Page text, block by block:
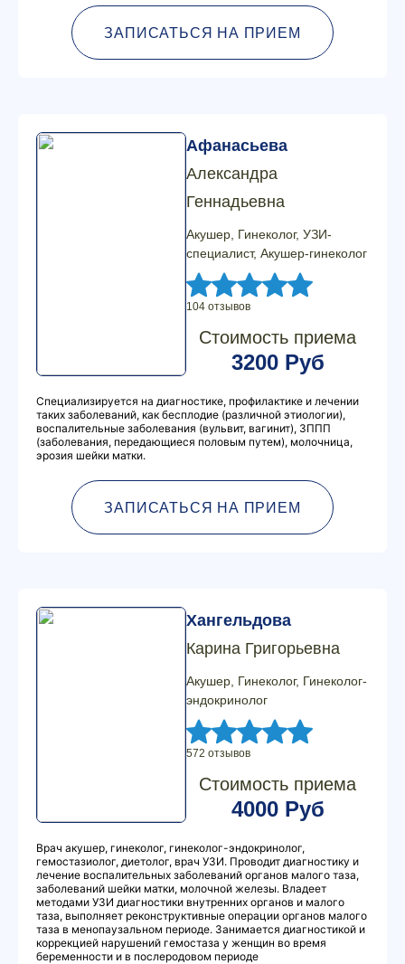
ЗАПИСАТЬСЯ НА ПРИЕМ
Афанасьева
Александра
Геннадьевна
Акушер, Гинеколог, УЗИ-
специалист, Акушер-гинеколог
104 отзывов
Стоимость приема
3200 Руб
Специализируется на диагностике, профилактике и лечении
таких заболеваний, как бесплодие (различной этиологии),
воспалительные заболевания (вульвит, вагинит), ЗППП
(заболевания, передающиеся половым путем), молочница,
эрозия шейки матки.
ЗАПИСАТЬСЯ НА ПРИЕМ
Хангельдова
Карина Григорьевна
Акушер, Гинеколог, Гинеколог-
эндокринолог
572 отзывов
Стоимость приема
4000 Руб
Врач акушер, гинеколог, гинеколог-эндокринолог,
гемостазиолог, диетолог, врач УЗИ. Проводит диагностику и
лечение воспалительных заболеваний органов малого таза,
заболеваний шейки матки, молочной железы. Владеет
методами УЗИ диагностики внутренних органов и малого
таза, выполняет реконструктивные операции органов малого
таза в менопаузальном периоде. Занимается диагностикой и
коррекцией нарушений гемостаза у женщин во время
беременности и в послеродовом периоде